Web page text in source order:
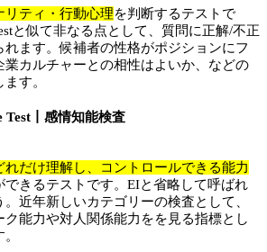
リティ・行動心理を判断するテストで
と似て非なる点として、質問に正解/不正
ます。候補者の性格がポジションにフ
業カルチャーとの相性はよいか、などの
す。
Test丨感情知能検査
れだけ理解し、コントロールできる能力
できるテストです。EIと省略して呼ばれ
近年新しいカテゴリーの検査として、
能力や対人関係能力をを見る指標とし